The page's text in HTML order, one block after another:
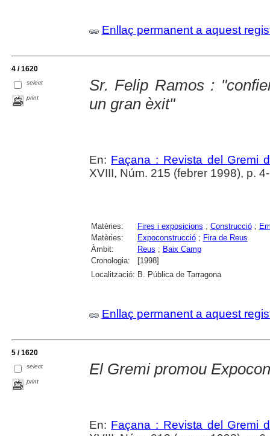
Enllaç permanent a aquest
4 / 1620
select
print
Sr. Felip Ramos :
un gran èxit"
En: Façana : Revista del Gremi
XVIII, Núm. 215 (febrer 1998), p.
Matèries: Fires i exposicions ; Construcció;
Matèries:
Expoconstrucció; Fira de Reus
Àmbit:
Reus ; Baix Camp
Cronologia:
[1998]
Localització: B. Pública de Tarragona
Enllaç permanent a aquest
5 / 1620
select
print
El Gremi promou
En: Façana : Revista del Gremi